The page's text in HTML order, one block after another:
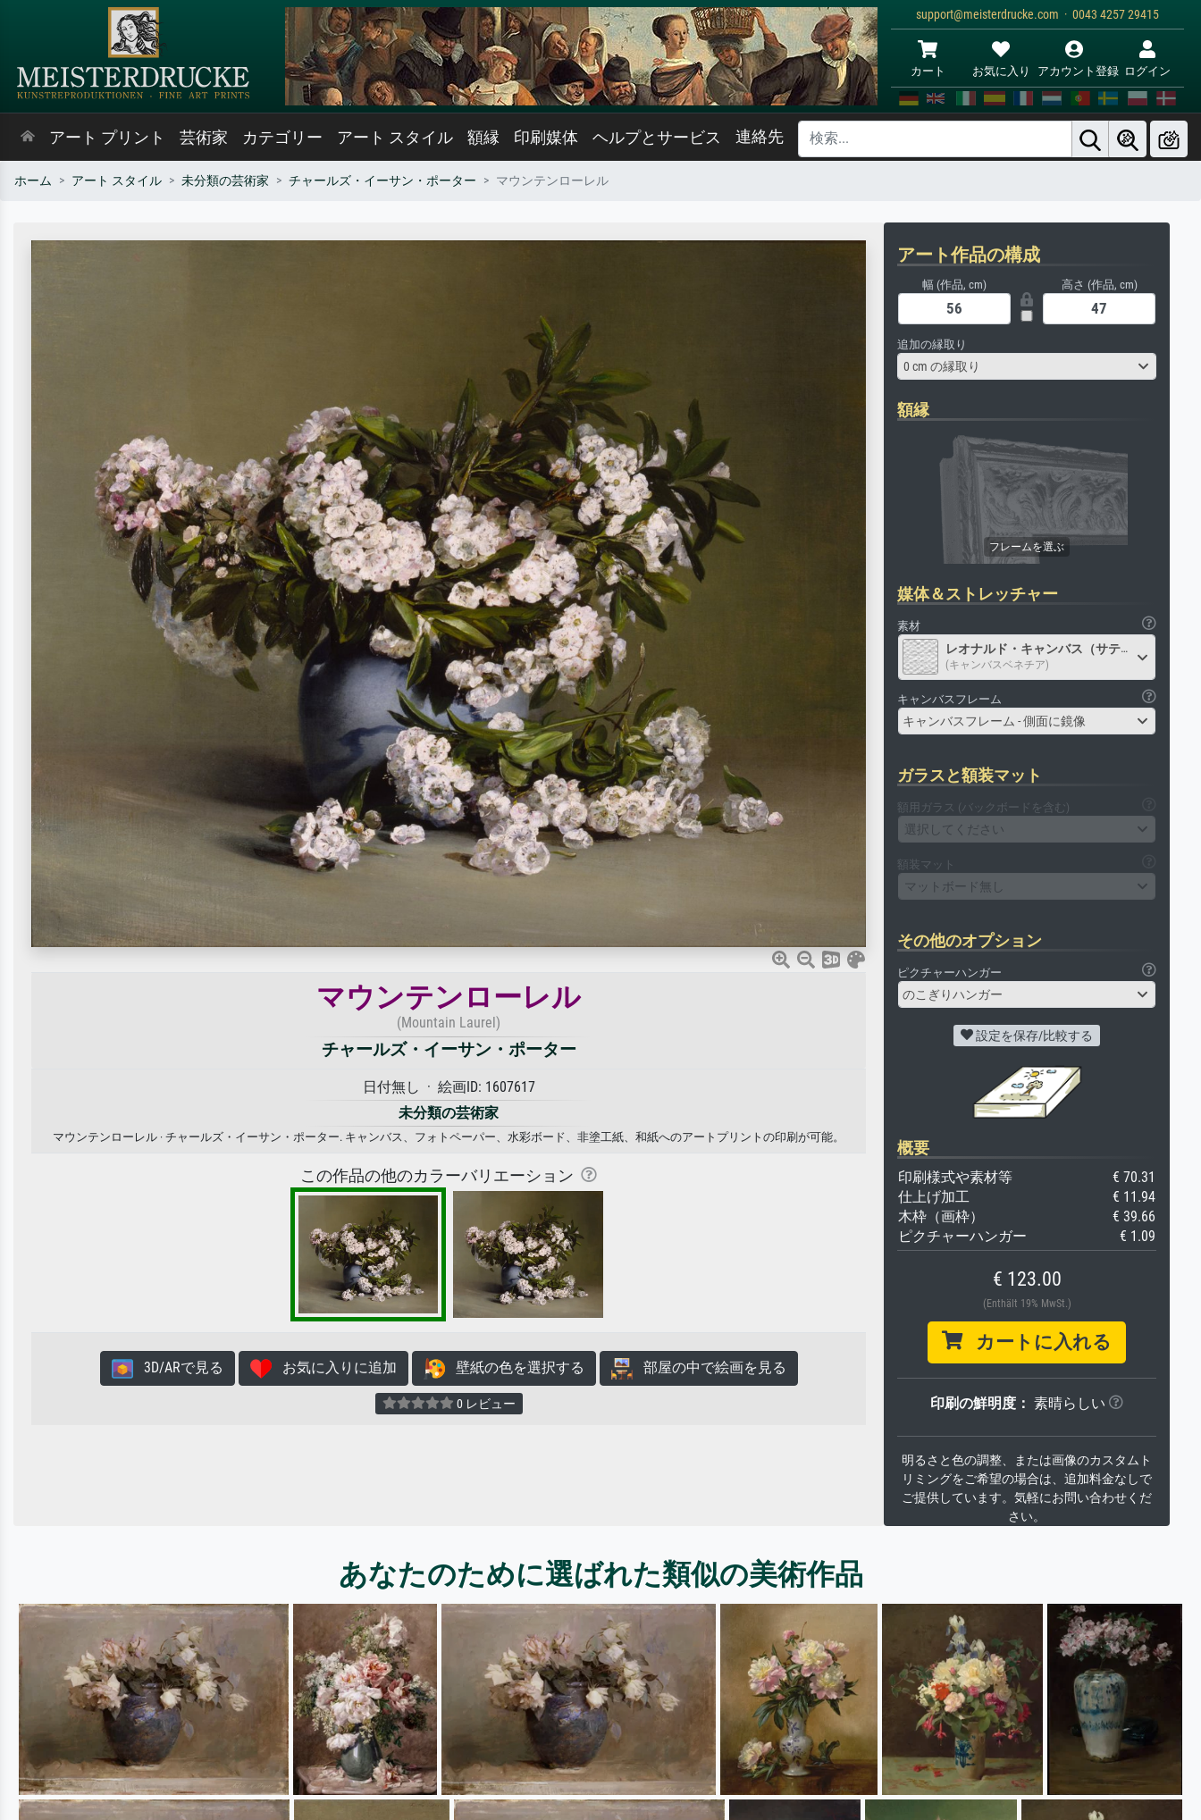
support@meisterdrucke.com · 0043 4257 29415
カート お気に入り アカウント登録 ログイン
アート プリント 芸術家 カテゴリー アート スタイル 額縁 印刷媒体 ヘルプとサービス 連絡先
ホーム アート スタイル 未分類の芸術家 チャールズ・イーサン・ポーター マウンテンローレル
マウンテンローレル
(Mountain Laurel)
チャールズ・イーサン・ポーター
日付無し · 絵画ID: 1607617
未分類の芸術家
マウンテンローレル · チャールズ・イーサン・ポーター. キャンバス、フォトペーパー、水彩ボード、非塗工紙、和紙へのアートプリントの印刷が可能。
この作品の他のカラーバリエーション
3D/ARで見る お気に入りに追加 壁紙の色を選択する 部屋の中で絵画を見る
0 レビュー
アート作品の構成
幅 (作品, cm) 高さ (作品, cm)
追加の縁取り
0 cm の縁取り
額縁
媒体＆ストレッチャー
素材
レオナルド・キャンバス（サテン）
(キャンバスベネチア)
キャンバスフレーム
キャンバスフレーム - 側面に鏡像
ガラスと額装マット
額用ガラス (バックボードを含む)
選択してください
額装マット
マットボード無し
その他のオプション
ピクチャーハンガー
のこぎりハンガー
設定を保存/比較する
概要
印刷様式や素材等
€ 70.31
仕上げ加工
€ 11.94
木枠（画枠）
€ 39.66
ピクチャーハンガー
€ 1.09
€ 123.00
(Enthält 19% MwSt.)
カートに入れる
印刷の鮮明度： 素晴らしい
明るさと色の調整、または画像のカスタムト
リミングをご希望の場合は、追加料金なしで
ご提供しています。気軽にお問い合わせくだ
さい。
あなたのために選ばれた類似の美術作品